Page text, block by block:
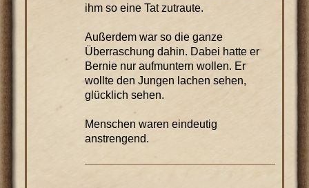
ihm so eine Tat zutraute.
Außerdem war so die ganze
Überraschung dahin. Dabei hatte er
Bernie nur aufmuntern wollen. Er
wollte den Jungen lachen sehen,
glücklich sehen.
Menschen waren eindeutig
anstrengend.